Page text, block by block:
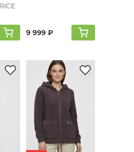
9 999 ₽